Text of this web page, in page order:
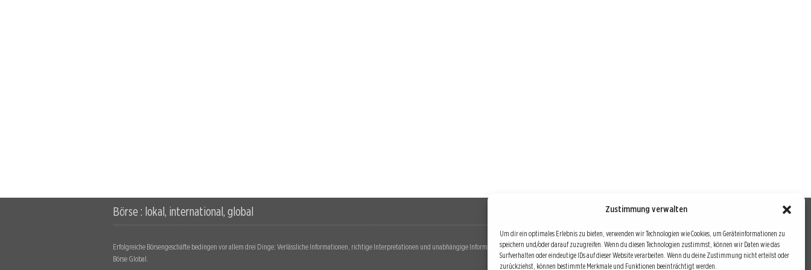
Zustimmung verwalten
Um dir ein optimales Erlebnis zu bieten, verwenden wir Technologien wie Cookies, um Geräteinformationen zu
speichern und/oder darauf zuzugreifen. Wenn du diesen Technologien zustimmst, können wir Daten wie das
Surfverhalten oder eindeutige IDs auf dieser Website verarbeiten. Wenn du deine Zustimmung nicht erteilst oder
zurückziehst, können bestimmte Merkmale und Funktionen beeinträchtigt werden.
Börse : lokal, international, global
Erfolgreiche Börsengeschäfte bedingen vor allem drei Dinge: Verlässliche Informationen, richtige Interpretationen und unabhängige Informationsquellen. Diese drei Bausteine sind auch die redaktionelle Leitlinie von
Börse Global.